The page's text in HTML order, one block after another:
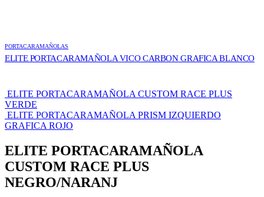
PORTACARAMAÑOLAS
ELITE PORTACARAMAÑOLA VICO CARBON GRAFICA BLANCO
ELITE PORTACARAMAÑOLA CUSTOM RACE PLUS
VERDE
ELITE PORTACARAMAÑOLA PRISM IZQUIERDO
GRAFICA ROJO
ELITE PORTACARAMAÑOLA
CUSTOM RACE PLUS
NEGRO/NARANJ